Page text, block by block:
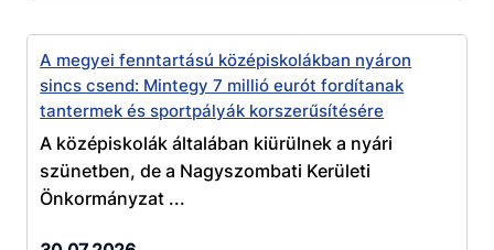
A megyei fenntartású középiskolákban nyáron
sincs csend: Mintegy 7 millió eurót fordítanak
tantermek és sportpályák korszerűsítésére
A középiskolák általában kiürülnek a nyári
szünetben, de a Nagyszombati Kerületi
Önkormányzat ...